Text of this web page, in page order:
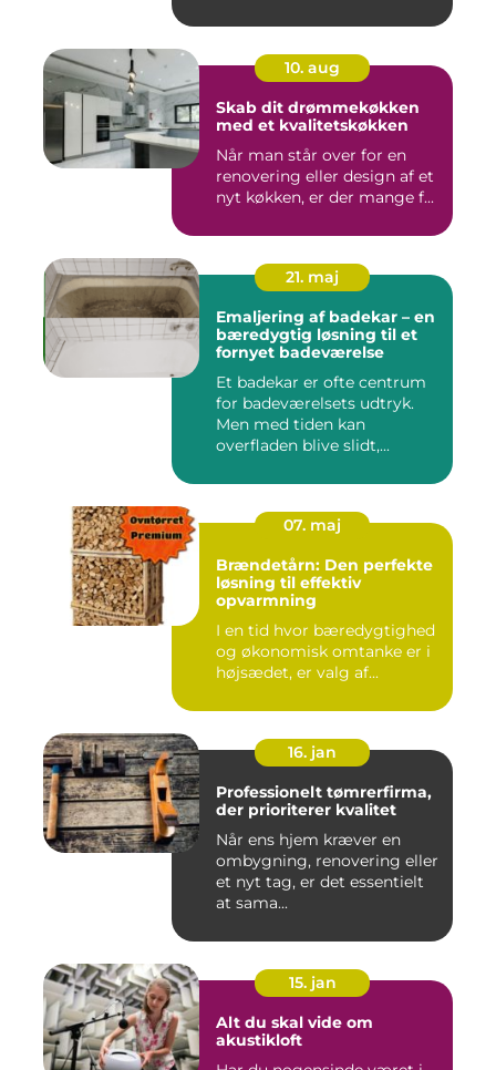
10. aug
Skab dit drømmekøkken
med et kvalitetskøkken
Når man står over for en
renovering eller design af et
nyt køkken, er der mange f...
21. maj
Emaljering af badekar – en
bæredygtig løsning til et
fornyet badeværelse
Et badekar er ofte centrum
for badeværelsets udtryk.
Men med tiden kan
overfladen blive slidt,...
07. maj
Brændetårn: Den perfekte
løsning til effektiv
opvarmning
I en tid hvor bæredygtighed
og økonomisk omtanke er i
højsædet, er valg af...
16. jan
Professionelt tømrerfirma,
der prioriterer kvalitet
Når ens hjem kræver en
ombygning, renovering eller
et nyt tag, er det essentielt
at sama...
15. jan
Alt du skal vide om
akustikloft